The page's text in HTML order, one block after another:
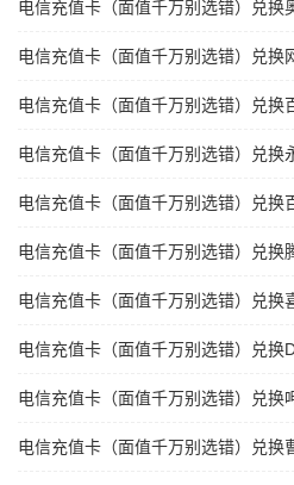
电信充值卡（面值千万别选错）兑换
电信充值卡（面值千万别选错）兑换
电信充值卡（面值千万别选错）兑换
电信充值卡（面值千万别选错）兑换
电信充值卡（面值千万别选错）兑换
电信充值卡（面值千万别选错）兑换
电信充值卡（面值千万别选错）兑换
电信充值卡（面值千万别选错）兑换
电信充值卡（面值千万别选错）兑换
电信充值卡（面值千万别选错）兑换